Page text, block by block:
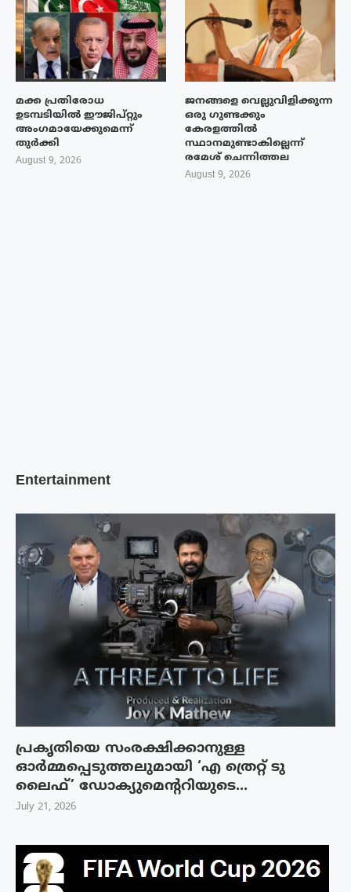
മക്ക പ്രതിരോധ
ഉടമ്പടിയിൽ ഈജിപ്റ്റും
അംഗമായേക്കുമെന്ന്
തുർക്കി
August 9, 2026
ജനങ്ങളെ വെല്ലുവിളിക്കുന്ന
ഒരു ഗുണ്ടക്കും
കേരളത്തിൽ
സ്ഥാനമുണ്ടാകില്ലെന്ന്
രമേശ് ചെന്നിത്തല
August 9, 2026
Entertainment
പ്രകൃതിയെ സംരക്ഷിക്കാനുള്ള
ഓർമ്മപ്പെടുത്തലുമായി ‘എ ത്രെറ്റ് ടു
ലൈഫ്’ ഡോക്യുമെന്ററിയുടെ...
July 21, 2026